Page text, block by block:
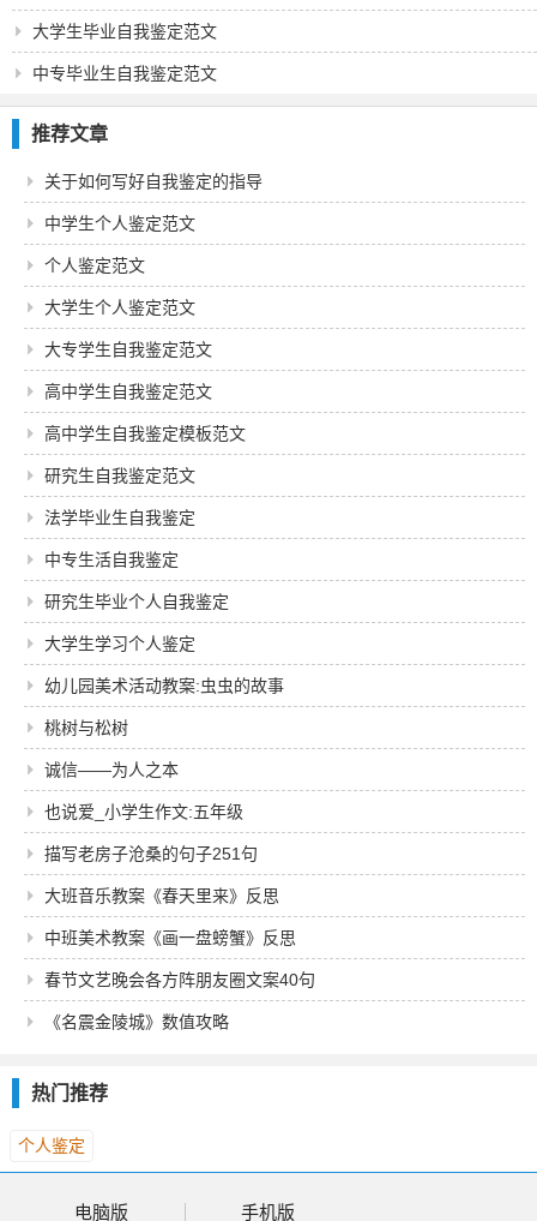
大学生毕业自我鉴定范文
中专毕业生自我鉴定范文
推荐文章
关于如何写好自我鉴定的指导
中学生个人鉴定范文
个人鉴定范文
大学生个人鉴定范文
大专学生自我鉴定范文
高中学生自我鉴定范文
高中学生自我鉴定模板范文
研究生自我鉴定范文
法学毕业生自我鉴定
中专生活自我鉴定
研究生毕业个人自我鉴定
大学生学习个人鉴定
幼儿园美术活动教案:虫虫的故事
桃树与松树
诚信——为人之本
也说爱_小学生作文:五年级
描写老房子沧桑的句子251句
大班音乐教案《春天里来》反思
中班美术教案《画一盘螃蟹》反思
春节文艺晚会各方阵朋友圈文案40句
《名震金陵城》数值攻略
热门推荐
个人鉴定
电脑版 手机版